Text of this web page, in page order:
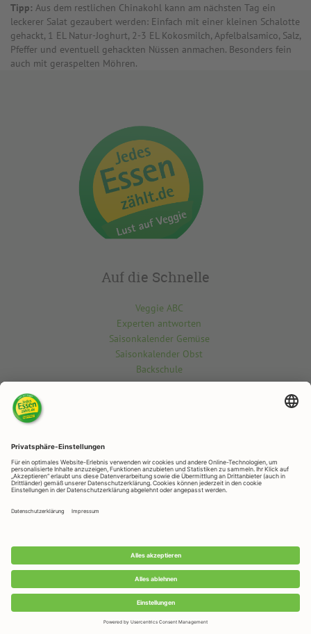
Tipp: Aus dem restlichen Chinakohl kann am nächsten Tag ein
leckerer Salat gezaubert werden: Einfach mit einer kleinen Schalotte
gehackt, 1 EL Natur-Joghurt, 2-3 EL Kokosmilch, Apfelbalsamico, Salz,
Pfeffer und eventuell gehackten Nüssen anmachen. Besonders fein
auch mit geraspelten Möhren.
Auf die Schnelle
Veggie ABC
Experten antworten
Saisonkalender Gemüse
Saisonkalender Obst
Backschule
beantworten wir deine Fragen.
Kontaktiere uns hier
Rapunzelstr. 1, 87764 Legau
veggie@rapunzel.de
RAPUNZEL NATURKOST GmbH © 2026 •Impressum&Datenschutz•
Datenschutz-Einstellungen